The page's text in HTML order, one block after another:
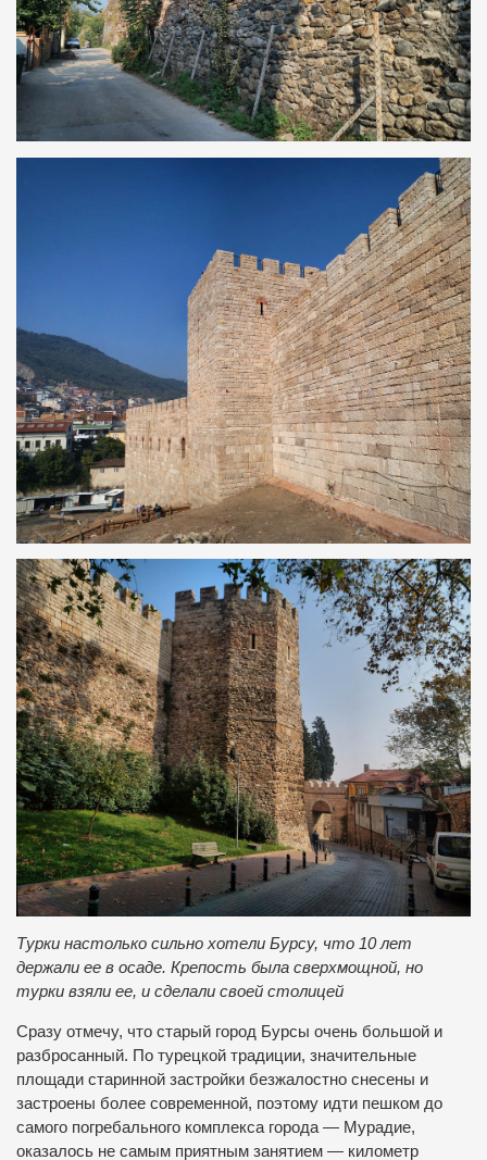
Турки настолько сильно хотели Бурсу, что 10 лет
держали ее в осаде. Крепость была сверхмощной, но
турки взяли ее, и сделали своей столицей
Сразу отмечу, что старый город Бурсы очень большой и
разбросанный. По турецкой традиции, значительные
площади старинной застройки безжалостно снесены и
застроены более современной, поэтому идти пешком до
самого погребального комплекса города — Мурадие,
оказалось не самым приятным занятием — километр